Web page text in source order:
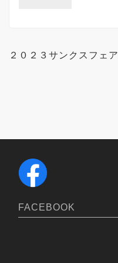
２０２３サンクスフェア
FACEBOOK